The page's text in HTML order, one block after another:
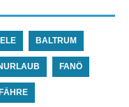
BALTRUM
FANÖ